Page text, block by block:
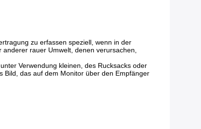
zu erfassen speziell, wenn in der
rauer Umwelt, denen verursachen,
Verwendung kleinen, des Rucksacks oder
Bild, das auf dem Monitor über den Empfänger